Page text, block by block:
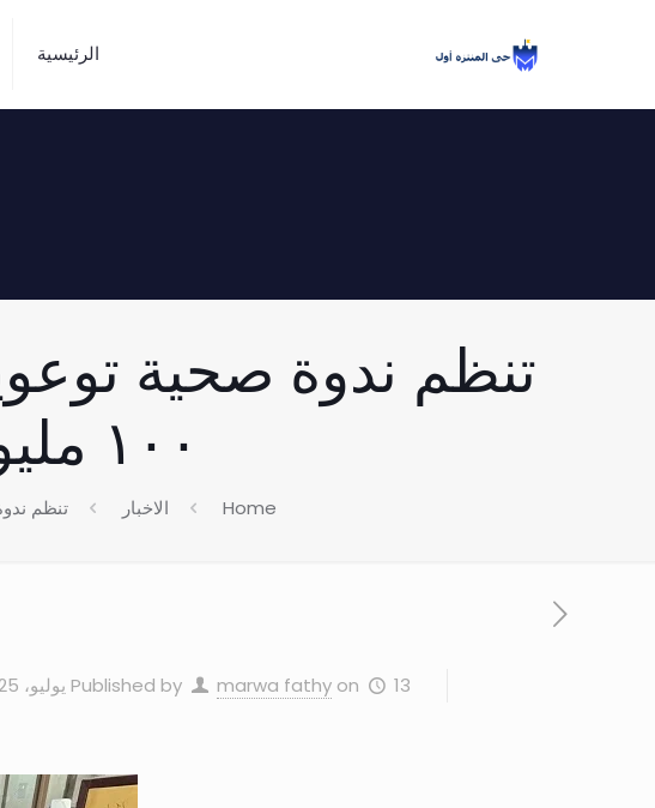
الرئيسية
تنظم ندوة صحية
١٠٠ مليون صحة 13/7/2025
Home الاخبار تنظم ندوة
Published by marwa fathy on 13 يوليو، 2025